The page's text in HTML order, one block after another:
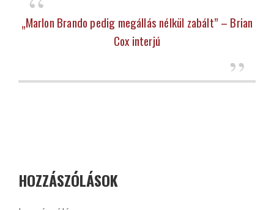
„Marlon Brando pedig megállás nélkül zabált” – Brian
Cox interjú
HOZZÁSZÓLÁSOK